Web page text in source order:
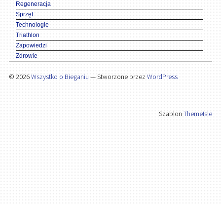
Regeneracja
Sprzęt
Technologie
Triathlon
Zapowiedzi
Zdrowie
© 2026Wszystko o Bieganiu — Stworzone przez WordPress
SzablonThemeIsle